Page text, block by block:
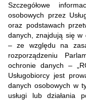
Szczegółowe
osobowych przez
oraz podstawach
danych, znajdują się w
– ze względu na
rozporządzeniu
ochronie danych –
Usługobiorcy jest
danych osobowych w
usługi lub działania